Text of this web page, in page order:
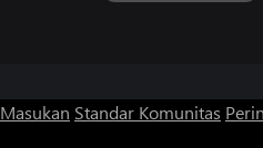
Masukan Standar Komunitas